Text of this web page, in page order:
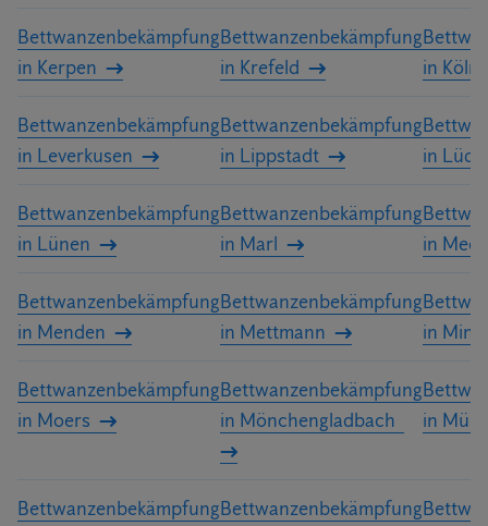
Bettwanzenbekämpfung
in Kerpen
Bettwanzenbekämpfung
in Krefeld
in Köln
Bettwanzenbekämpfung
in Leverkusen
Bettwanzenbekämpfung
in Lippstadt
in
Bettwanzenbekämpfung
in Lünen
Bettwanzenbekämpfung
in Marl
in
Bettwanzenbekämpfung
in Menden
Bettwanzenbekämpfung
in Mettmann
in
Bettwanzenbekämpfung
in Moers
Bettwanzenbekämpfung
in Mönchengladbach
in
BettwanzenbekämpfungBettwanzenbekämpfung